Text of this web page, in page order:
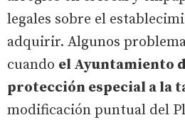
legales sobre el
adquirir. Algunos
cuando el Ayuntamiento
protección especial a la
modificación puntual del